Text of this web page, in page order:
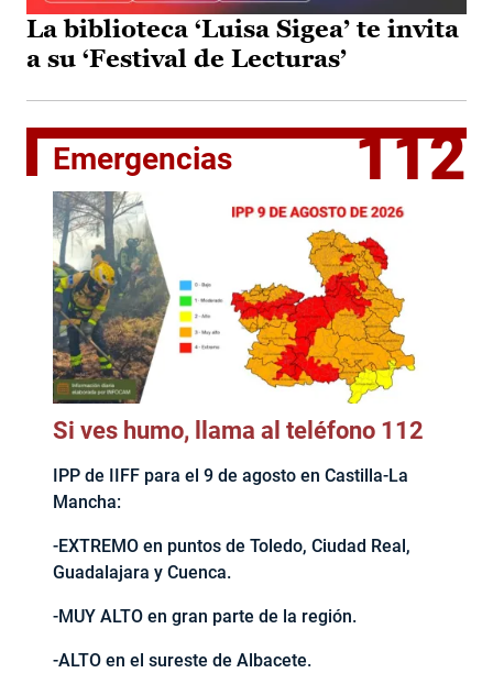
La biblioteca ‘Luisa Sigea’ te invita
a su ‘Festival de Lecturas’
Emergencias 112
Si ves humo, llama al teléfono 112
IPP de IIFF para el 9 de agosto en Castilla-La
Mancha:
-EXTREMO en puntos de Toledo, Ciudad Real,
Guadalajara y Cuenca.
-MUY ALTO en gran parte de la región.
-ALTO en el sureste de Albacete.